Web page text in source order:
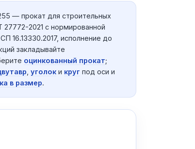
— прокат для строительных
27772-2021 с нормированной
16.13330.2017, исполнение до
закладывайте
оцинкованный прокат;
уголок и круг под оси и
в размер.